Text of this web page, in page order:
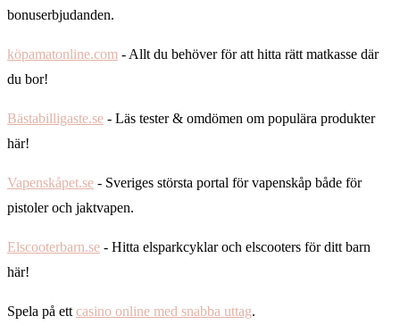
bonuserbjudanden.
köpamatonline.com - Allt du behöver för att hitta rätt matkasse där
du bor!
Bästabilligaste.se - Läs tester & omdömen om populära produkter
här!
Vapenskåpet.se - Sveriges största portal för vapenskåp både för
pistoler och jaktvapen.
Elscooterbarn.se - Hitta elsparkcyklar och elscooters för ditt barn
här!
Spela på ett casino online med snabba uttag.